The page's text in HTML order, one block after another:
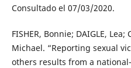
Consultado el 07/03/2020.
FISHER, Bonnie; DAIGLE, Lea;
Michael. “Reporting sexual
others results from a